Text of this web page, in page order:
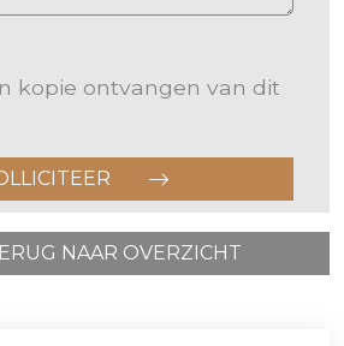
kopie ontvangen van dit
NAAR OVERZICHT